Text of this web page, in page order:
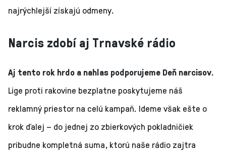
najrýchlejší získajú odmeny.
Narcis zdobí aj Trnavské rádio
Aj tento rok hrdo a nahlas podporujeme Deň narcisov.
Lige proti rakovine bezplatne poskytujeme náš
reklamný priestor na celú kampaň. Ideme však ešte o
krok ďalej – do jednej zo zbierkových pokladničiek
pribudne kompletná suma, ktorú naše rádio zajtra